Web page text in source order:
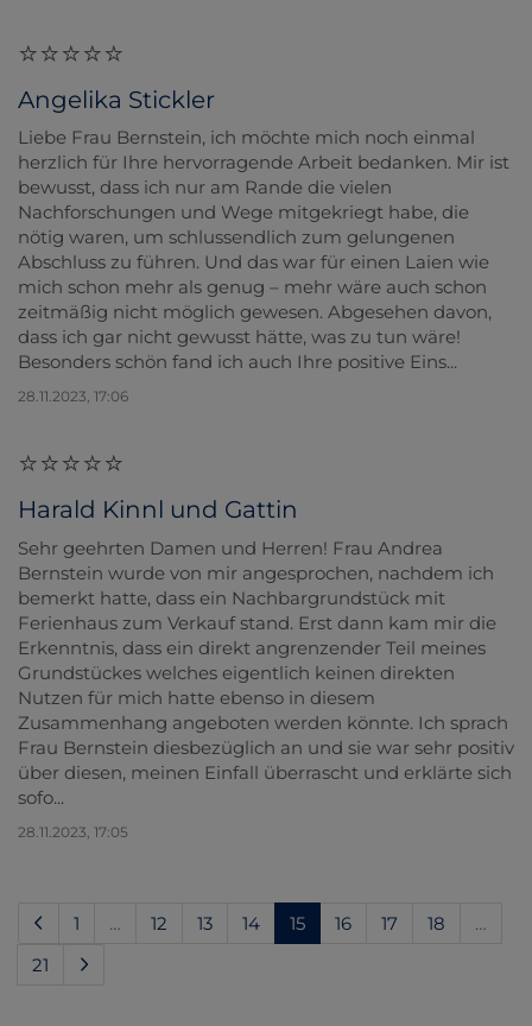
Angelika Stickler
Liebe Frau Bernstein, ich möchte mich noch einmal
herzlich für Ihre hervorragende Arbeit bedanken. Mir ist
bewusst, dass ich nur am Rande die vielen
Nachforschungen und Wege mitgekriegt habe, die
nötig waren, um schlussendlich zum gelungenen
Abschluss zu führen. Und das war für einen Laien wie
mich schon mehr als genug – mehr wäre auch schon
zeitmäßig nicht möglich gewesen. Abgesehen davon,
dass ich gar nicht gewusst hätte, was zu tun wäre!
Besonders schön fand ich auch Ihre positive Eins...
28.11.2023, 17:06
Harald Kinnl und Gattin
Sehr geehrten Damen und Herren! Frau Andrea
Bernstein wurde von mir angesprochen, nachdem ich
bemerkt hatte, dass ein Nachbargrundstück mit
Ferienhaus zum Verkauf stand. Erst dann kam mir die
Erkenntnis, dass ein direkt angrenzender Teil meines
Grundstückes welches eigentlich keinen direkten
Nutzen für mich hatte ebenso in diesem
Zusammenhang angeboten werden könnte. Ich sprach
Frau Bernstein diesbezüglich an und sie war sehr positiv
über diesen, meinen Einfall überrascht und erklärte sich
sofo...
28.11.2023, 17:05
1 … 12 13 14 15(current)
16 17 18
…
21